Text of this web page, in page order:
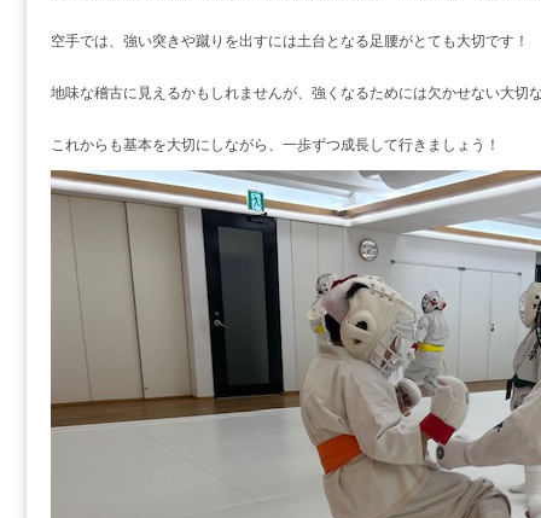
空手では、強い突きや蹴りを出すには土台となる足腰がとても大切です！
地味な稽古に見えるかもしれませんが、強くなるためには欠かせない大切
これからも基本を大切にしながら、一歩ずつ成長して行きましょう！